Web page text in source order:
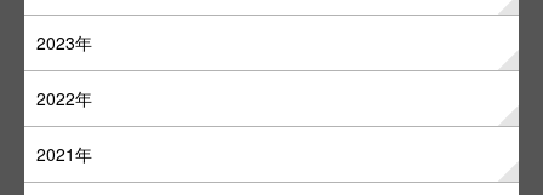
2023年
2022年
2021年